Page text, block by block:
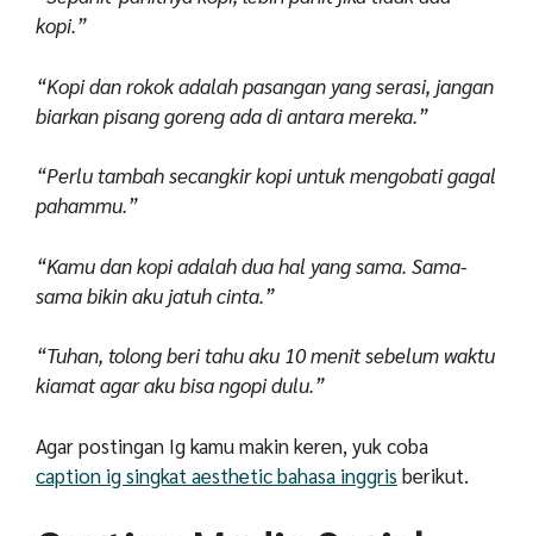
kopi.”
“Kopi dan rokok adalah pasangan yang serasi, jangan
biarkan pisang goreng ada di antara mereka.”
“Perlu tambah secangkir kopi untuk mengobati gagal
pahammu.”
“Kamu dan kopi adalah dua hal yang sama. Sama-
sama bikin aku jatuh cinta.”
“Tuhan, tolong beri tahu aku 10 menit sebelum waktu
kiamat agar aku bisa ngopi dulu.”
Agar postingan Ig kamu makin keren, yuk coba
caption ig singkat aesthetic bahasa inggris berikut.